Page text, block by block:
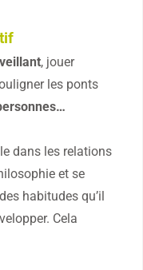
, jouer
les ponts
dans les relations
et se
habitudes qu’il
Cela